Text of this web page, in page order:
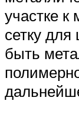
участке
сетку для
быть